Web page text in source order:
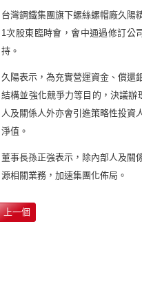
台灣鋼鐵集團旗下螺絲螺帽廠久陽
1次股東臨時會，會中通過修訂公
持 。
久陽表示，為充實營運資金、償還
結構並強化競爭力等目的，決議
人及關係人外亦會引進策略性投資
淨值。
董事長孫正強表示， 除內部人及關
源相關業務，加速集團化佈局。
上一個